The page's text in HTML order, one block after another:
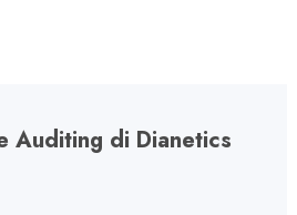
Auditing di Dianetics